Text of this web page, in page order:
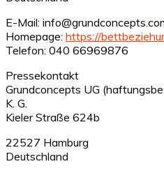
E-Mail:
Homepage: https://
Telefon: 040 66969876
Pressekontakt
Grundconcepts UG
K. G.
Kieler Straße 624b
22527 Hamburg
Deutschland